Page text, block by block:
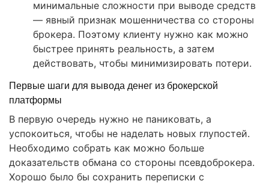
минимальные сложности при выводе средств
— явный признак мошенничества со стороны
брокера. Поэтому клиенту нужно как можно
быстрее принять реальность, а затем
действовать, чтобы минимизировать потери.
Первые шаги для вывода денег из брокерской
платформы
В первую очередь нужно не паниковать, а
успокоиться, чтобы не наделать новых глупостей.
Необходимо собрать как можно больше
доказательств обмана со стороны псевдоброкера.
Хорошо было бы сохранить переписки с